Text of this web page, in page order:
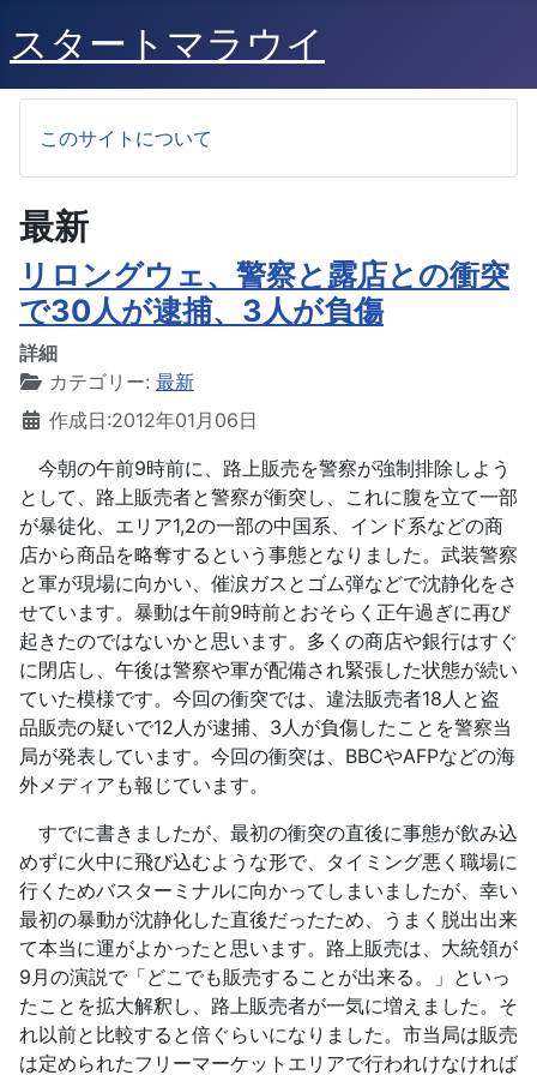
スタートマラウイ
このサイトについて
最新
リロングウェ、警察と露店との衝突
で30人が逮捕、3人が負傷
詳細
カテゴリー: 最新
作成日:2012年01月06日
今朝の午前9時前に、路上販売を警察が強制排除しよう
として、路上販売者と警察が衝突し、これに腹を立て一部
が暴徒化、エリア1,2の一部の中国系、インド系などの商
店から商品を略奪するという事態となりました。武装警察
と軍が現場に向かい、催涙ガスとゴム弾などで沈静化をさ
せています。暴動は午前9時前とおそらく正午過ぎに再び
起きたのではないかと思います。多くの商店や銀行はすぐ
に閉店し、午後は警察や軍が配備され緊張した状態が続い
ていた模様です。今回の衝突では、違法販売者18人と盗
品販売の疑いで12人が逮捕、3人が負傷したことを警察当
局が発表しています。今回の衝突は、BBCやAFPなどの海
外メディアも報じています。
すでに書きましたが、最初の衝突の直後に事態が飲み込
めずに火中に飛び込むような形で、タイミング悪く職場に
行くためバスターミナルに向かってしまいましたが、幸い
最初の暴動が沈静化した直後だったため、うまく脱出出来
て本当に運がよかったと思います。路上販売は、大統領が
9月の演説で「どこでも販売することが出来る。」といっ
たことを拡大解釈し、路上販売者が一気に増えました。そ
れ以前と比較すると倍ぐらいになりました。市当局は販売
は定められたフリーマーケットエリアで行われけなければ